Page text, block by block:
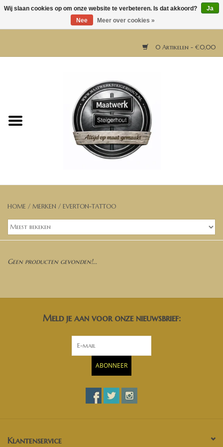
0 Artikelen - €0,00
Horeca meubels
Bartafels
Banken, stoelen &
(Bar)krukken
Plantenbakken
HOME / MERKEN / EVERTON-TATTOO
Geen producten gevonden!...
Meld je aan voor onze nieuwsbrief:
ABONNEER
Klantenservice
Wij slaan cookies op om onze website te verbeteren. Is dat akkoord?
Ja
Nee
Meer over cookies »